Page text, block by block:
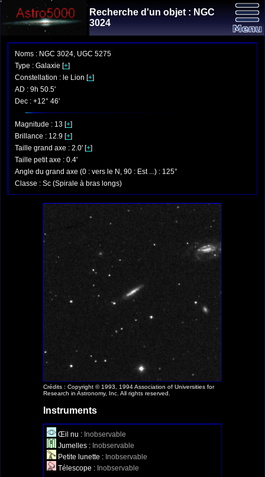
Recherche d'un objet : NGC
3024
Noms : NGC 3024, UGC 5275
Type : Galaxie [+]
Constellation : le Lion [+]
AD : 9h 50.5'
Dec : +12° 46'
Magnitude : 13 [+]
Brillance : 12.9 [+]
Taille grand axe : 2.0' [+]
Taille petit axe : 0.4'
Angle du grand axe (0 : vers le N, 90 : Est ...) : 125°
Classe : Sc (Spirale à bras longs)
Crédits : Copyright © 1993, 1994 Association of Universities for
Research in Astronomy, Inc. All rights reserved.
Instruments
Œil nu : Inobservable
Jumelles : Inobservable
Petite lunette : Inobservable
Télescope : Inobservable